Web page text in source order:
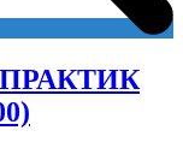
ПРАКТИК